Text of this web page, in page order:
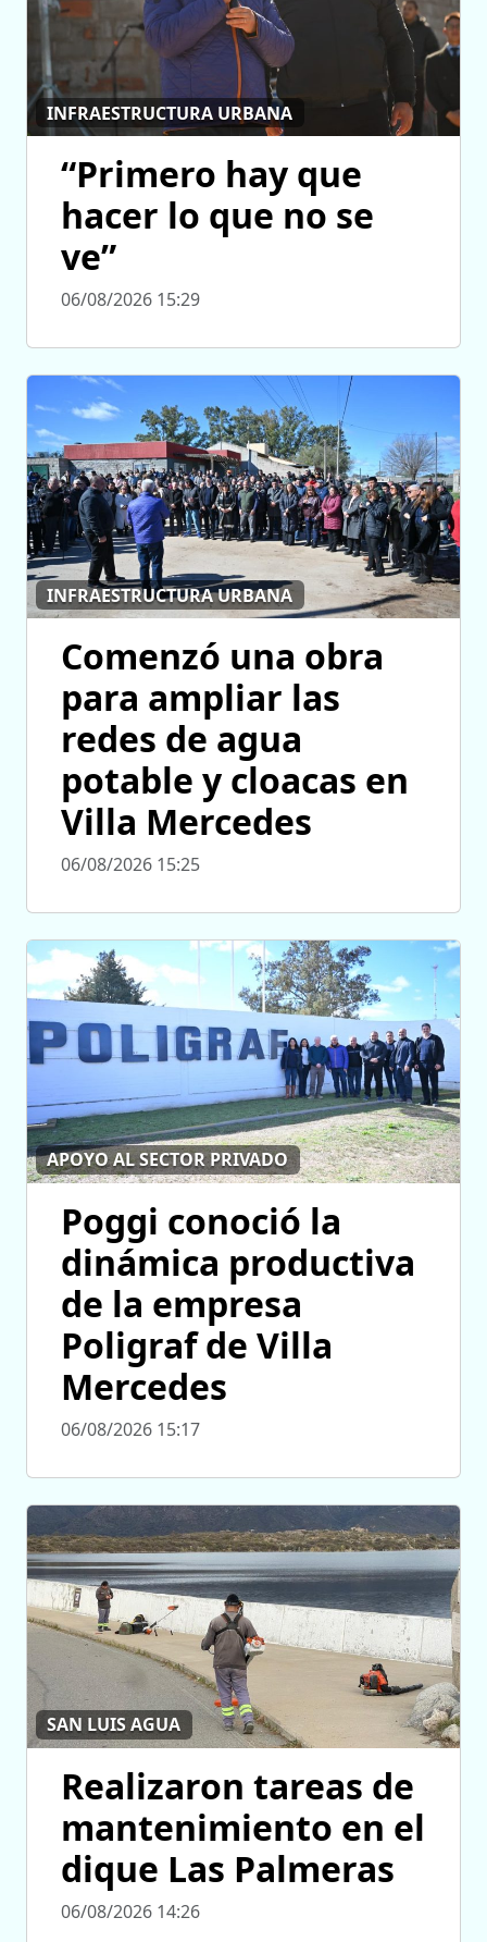
INFRAESTRUCTURA URBANA
“Primero hay que
hacer lo que no se
ve”
06/08/2026 15:29
INFRAESTRUCTURA URBANA
Comenzó una obra
para ampliar las
redes de agua
potable y cloacas en
Villa Mercedes
06/08/2026 15:25
APOYO AL SECTOR PRIVADO
Poggi conoció la
dinámica productiva
de la empresa
Poligraf de Villa
Mercedes
06/08/2026 15:17
SAN LUIS AGUA
Realizaron tareas de
mantenimiento en el
dique Las Palmeras
06/08/2026 14:26